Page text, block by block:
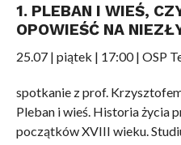
1. PLEBAN I WIEŚ,
OPOWIEŚĆ NA
25.07 | piątek | 17:00 | OSP
spotkanie z prof.
Pleban i wieś. Historia życia
początków XVIII wieku.